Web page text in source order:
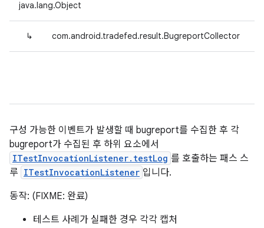
java.lang.Object
↳ com.android.tradefed.result.BugreportCollector
구성 가능한 이벤트가 발생할 때 bugreport를 수집한 후 각
bugreport가 수집된 후 하위 요소에서
ITestInvocationListener.testLog 를 호출하는 패스 스
루 ITestInvocationListener 입니다.
동작: (FIXME: 완료)
테스트 사례가 실패한 경우 각각 캡처